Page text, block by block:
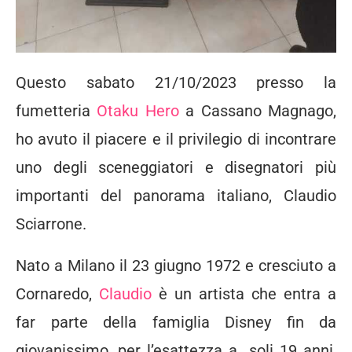
Questo sabato 21/10/2023 presso la
fumetteria Otaku Heroa Cassano Magnago,
ho avuto il piacere e il privilegio di incontrare
uno degli sceneggiatori e disegnatori più
importanti del panorama italiano, Claudio
Sciarrone.
Nato a Milano il 23 giugno 1972 e cresciuto a
Cornaredo, Claudio è un artista che entra a
far parte della famiglia Disney fin da